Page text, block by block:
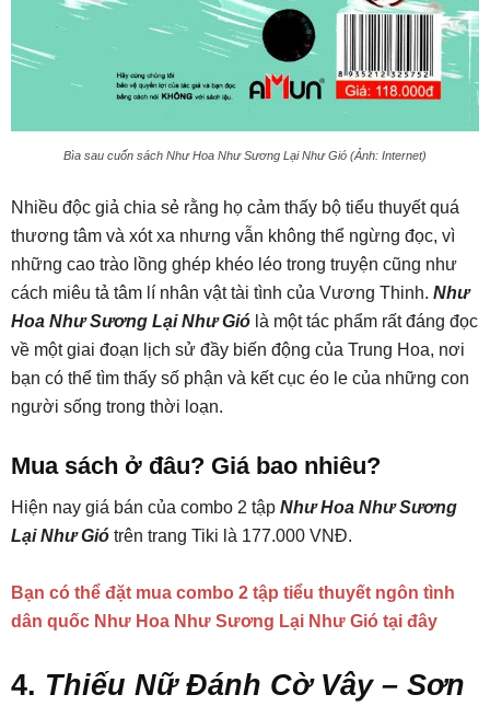
Bìa sau cuốn sách Như Hoa Như Sương Lại Như Gió (Ảnh: Internet)
Nhiều độc giả chia sẻ rằng họ cảm thấy bộ tiểu thuyết quá
thương tâm và xót xa nhưng vẫn không thể ngừng đọc, vì
những cao trào lồng ghép khéo léo trong truyện cũng như
cách miêu tả tâm lí nhân vật tài tình của Vương Thinh. Như
Hoa Như Sương Lại Như Gió là một tác phẩm rất đáng đọc
về một giai đoạn lịch sử đầy biến động của Trung Hoa, nơi
bạn có thể tìm thấy số phận và kết cục éo le của những con
người sống trong thời loạn.
Mua sách ở đâu? Giá bao nhiêu?
Hiện nay giá bán của combo 2 tập Như Hoa Như Sương
Lại Như Gió trên trang Tiki là 177.000 VNĐ.
Bạn có thể đặt mua combo 2 tập tiểu thuyết ngôn tình
dân quốc Như Hoa Như Sương Lại Như Gió tại đây
4. Thiếu Nữ Đánh Cờ Vây – Sơn